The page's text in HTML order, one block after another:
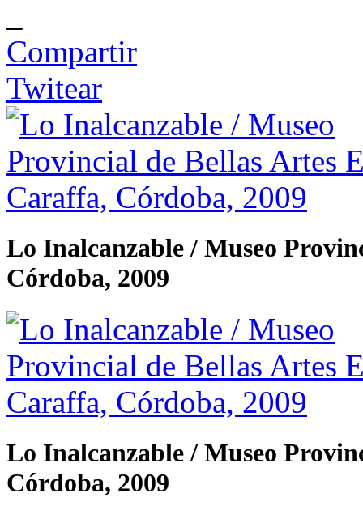
Compartir
Twitear
Lo Inalcanzable / Museo
Córdoba, 2009
Lo Inalcanzable / Museo
Córdoba, 2009